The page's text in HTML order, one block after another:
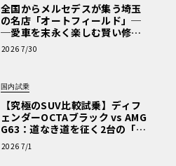
全国からメルセデスが集う埼玉
の名店「オートフィールド」─
─愛車を末永く楽しむ賢い修理
術と、プロがフックス製オイル
を選ぶ理由〈PR〉
2026 7/30
国内試乗
【究極のSUV比較試乗】ディフ
ェンダーOCTAブラック vs AMG
G63：道なき道を征く2台の「対
極的アプローチ」
2026 7/1